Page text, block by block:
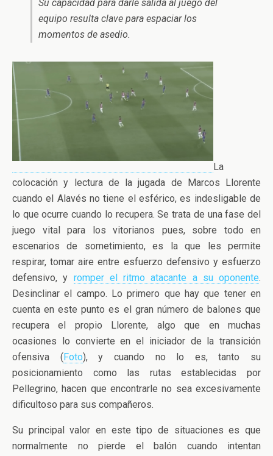
Su capacidad para darle salida al juego del
equipo resulta clave para espaciar los
momentos de asedio.
La
colocación y lectura de la jugada de Marcos Llorente
cuando el Alavés no tiene el esférico, es indesligable de
lo que ocurre cuando lo recupera. Se trata de una fase del
juego vital para los vitorianos pues, sobre todo en
escenarios de sometimiento, es la que les permite
respirar, tomar aire entre esfuerzo defensivo y esfuerzo
defensivo, y romper el ritmo atacante a su oponente.
Desinclinar el campo. Lo primero que hay que tener en
cuenta en este punto es el gran número de balones que
recupera el propio Llorente, algo que en muchas
ocasiones lo convierte en el iniciador de la transición
ofensiva (Foto), y cuando no lo es, tanto su
posicionamiento como las rutas establecidas por
Pellegrino, hacen que encontrarle no sea excesivamente
dificultoso para sus compañeros.
Su principal valor en este tipo de situaciones es que
normalmente no pierde el balón cuando intentan